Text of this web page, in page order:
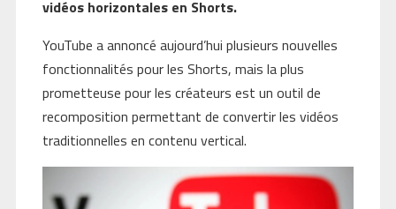
vidéos horizontales en Shorts.
YouTube a annoncé aujourd’hui plusieurs nouvelles
fonctionnalités pour les Shorts, mais la plus
prometteuse pour les créateurs est un outil de
recomposition permettant de convertir les vidéos
traditionnelles en contenu vertical.